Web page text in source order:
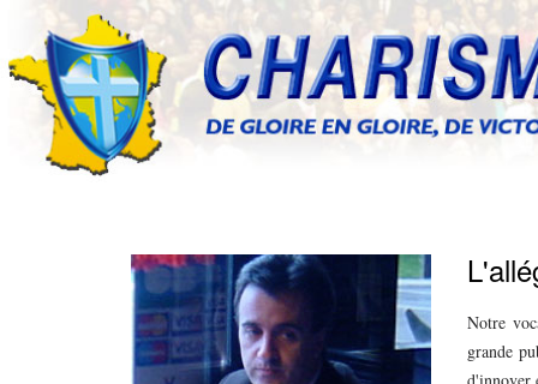
Notre
grande
d'innover